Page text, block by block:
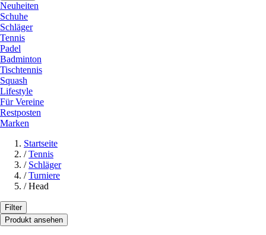
Neuheiten
Schuhe
Schläger
Tennis
Padel
Badminton
Tischtennis
Squash
Lifestyle
Für Vereine
Restposten
Marken
Startseite
/ Tennis
/ Schläger
/ Turniere
/ Head
Filter
Produkt ansehen